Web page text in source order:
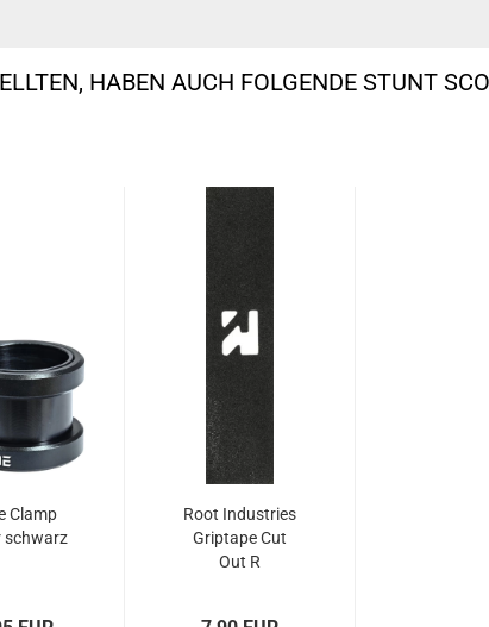
HABEN AUCH FOLGENDE STUNT
Clamp
schwarz
Root Industries
Griptape Cut
Out R